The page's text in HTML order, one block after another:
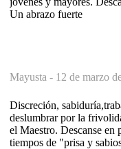
Un abrazo fuerte
Mayusta - 12 de marzo
Discreción,
deslumbrar por la
el Maestro. Descanse en
tiempos de "prisa y